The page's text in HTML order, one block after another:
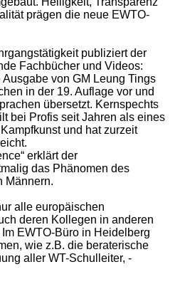
prägen die neue EWTO-
publiziert der
Fachbücher und Videos:
von GM Leung Tings
in der 19. Auflage vor und
übersetzt. Kernspechts
bei Profis seit Jahren als eines
und hat zurzeit
erklärt der
das Phänomen des
Männern.
alle europäischen
deren Kollegen in anderen
EWTO-Büro in Heidelberg
wie z.B. die beraterische
aller WT-Schulleiter, -